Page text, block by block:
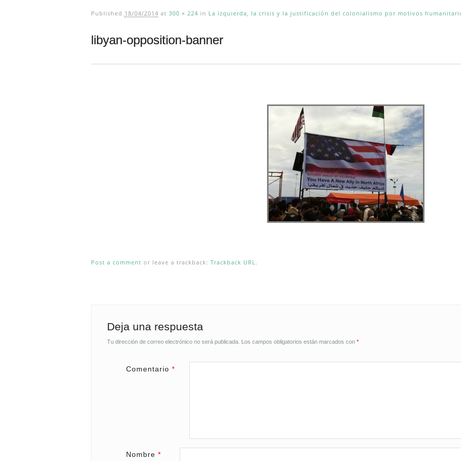
Published 18/04/2014 at 300 × 224 in La izquierda, la crisis y la justificación del colonialismo por motivos
libyan-opposition-banner
Post a comment or leave a trackback: Trackback URL .
Deja una respuesta
Tu dirección de correo electrónico no será publicada. Los campos obligatorios están marcados con *
Comentario *
Nombre *